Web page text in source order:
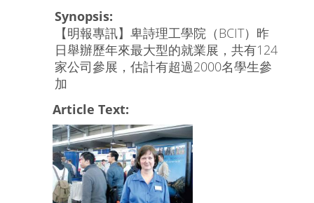
Synopsis:
【明報專訊】卑詩理工學院（BCIT）昨
日舉辦歷年來最大型的就業展，共有124
家公司參展，估計有超過2000名學生參
加
Article Text: